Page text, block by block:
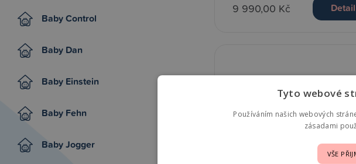
Baby Control
Baby Dan
Baby Einstein
Baby Fehn
Baby Jogger
9 990,00 Kč Detail
Tyto webové
Používáním našich webových
zásadami
VŠE